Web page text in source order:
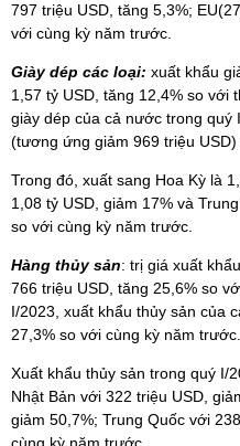
797 triệu USD, tăng 5,3%;
với cùng kỳ năm trước.
Giày dép các loại: xuất khẩu
1,57 tỷ USD, tăng 12,4% so với
giày dép của cả nước trong quý
(tương ứng giảm 969 triệu
Trong đó, xuất sang Hoa Kỳ là
1,08 tỷ USD, giảm 17% và
so với cùng kỳ năm trước.
Hàng thủy sản: trị giá xuất
766 triệu USD, tăng 25,6% so
I/2023, xuất khẩu thủy sản của
27,3% so với cùng kỳ năm trước.
Xuất khẩu thủy sản trong quý I/
Nhật Bản với 322 triệu USD,
giảm 50,7%; Trung Quốc với